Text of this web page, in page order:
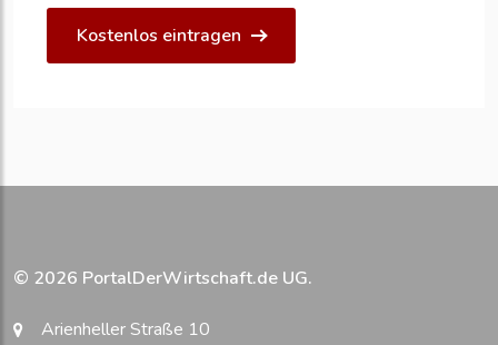
Kostenlos eintragen
© 2026 PortalDerWirtschaft.de UG.
Arienheller Straße 10